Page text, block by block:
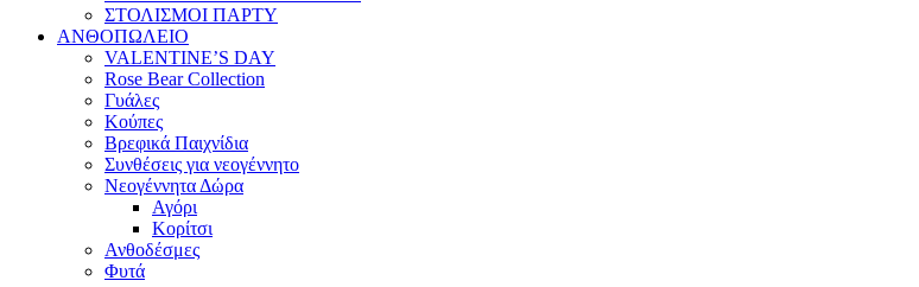
ΣΤΟΛΙΣΜΟΙ ΠΑΡΤΥ
ΑΝΘΟΠΩΛΕΙΟ
VALENTINE’S DAY
Rose Bear Collection
Γυάλες
Κούπες
Βρεφικά Παιχνίδια
Συνθέσεις για νεογέννητο
Νεογέννητα Δώρα
Αγόρι
Κορίτσι
Ανθοδέσμες
Φυτά